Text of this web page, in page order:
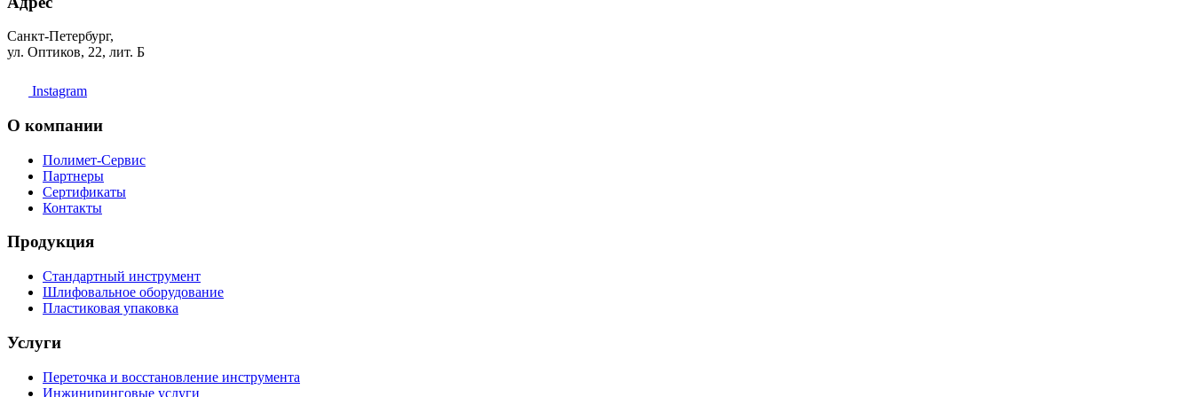
Санкт-Петербург,
ул. Оптиков, 22, лит. Б
Instagram
О компании
Полимет-Сервис
Партнеры
Сертификаты
Контакты
Продукция
Стандартный инструмент
Шлифовальное оборудование
Пластиковая упаковка
Услуги
Переточка и восстановление инструмента
Инжиниринговые услуги